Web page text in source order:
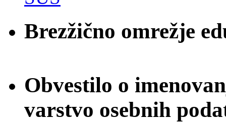
Brezžično omrežje
Obvestilo o
varstvo osebnih